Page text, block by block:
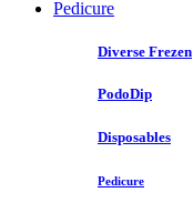
Pedicure
Diverse Frezen
PodoDip
Disposables
Pedicure